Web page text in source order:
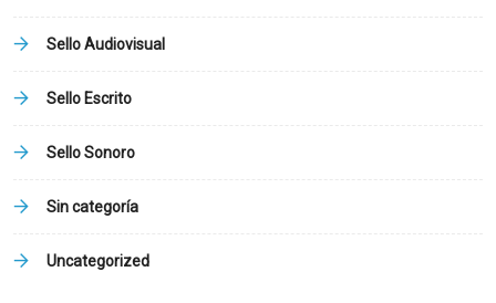
Sello Audiovisual
Sello Escrito
Sello Sonoro
Sin categoría
Uncategorized